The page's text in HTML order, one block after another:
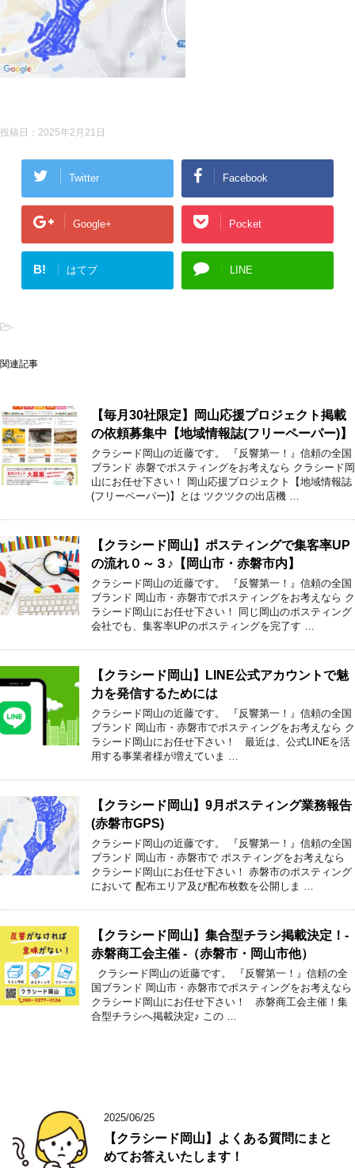
投稿日： 2025年2月21日
Twitter Facebook
Google+ Pocket
B! はてブ LINE
-
関連記事
【毎月30社限定】岡山応援プロジェクト掲載
の依頼募集中【地域情報誌(フリーペーパー)】
クラシード岡山の近藤です。 『反響第一！』信頼の全国
ブランド 赤磐でポスティングをお考えなら クラシード岡
山にお任せ下さい！ 岡山応援プロジェクト【地域情報誌
(フリーペーパー)】とは ツクツクの出店機 …
【クラシード岡山】ポスティングで集客率UP
の流れ０～３♪【岡山市・赤磐市内】
クラシード岡山の近藤です。 『反響第一！』信頼の全国
ブランド 岡山市・赤磐市でポスティングをお考えなら ク
ラシード岡山にお任せ下さい！ 同じ岡山のポスティング
会社でも、集客率UPのポスティングを完了す …
【クラシード岡山】LINE公式アカウントで魅
力を発信するためには
クラシード岡山の近藤です。 『反響第一！』信頼の全国
ブランド 岡山市・赤磐市でポスティングをお考えなら ク
ラシード岡山にお任せ下さい！ 最近は、公式LINEを活
用する事業者様が増えていま …
【クラシード岡山】9月ポスティング業務報告
(赤磐市GPS)
クラシード岡山の近藤です。 『反響第一！』信頼の全国
ブランド 岡山市・赤磐市で ポスティングをお考えなら
クラシード岡山にお任せ下さい！ 赤磐市のポスティング
において 配布エリア及び配布枚数を公開しま …
【クラシード岡山】集合型チラシ掲載決定！-
赤磐商工会主催 -（赤磐市・岡山市他）
クラシード岡山の近藤です。 『反響第一！』信頼の全
国ブランド 岡山市・赤磐市でポスティングをお考えなら
クラシード岡山にお任せ下さい！ 赤磐商工会主催！集
合型チラシへ掲載決定♪ この …
2025/06/25
【クラシード岡山】よくある質問にまと
めてお答えいたします！